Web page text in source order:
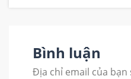
Bình luận
Địa chỉ email của